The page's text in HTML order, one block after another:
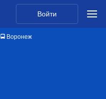
Войти
🚍 Воронеж